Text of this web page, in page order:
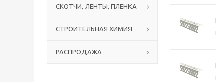
СКОТЧИ, ЛЕНТЫ, ПЛЕНКА
СТРОИТЕЛЬНАЯ ХИМИЯ
РАСПРОДАЖА